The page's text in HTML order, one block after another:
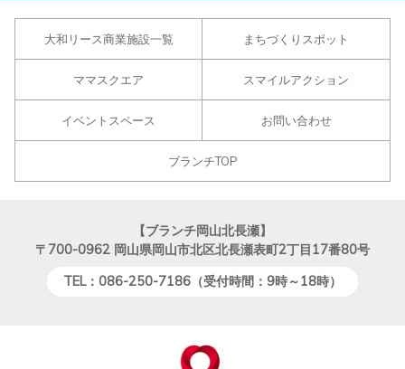
大和リース商業施設一覧 まちづくりスポット
ママスクエア スマイルアクション
イベントスペース お問い合わせ
ブランチTOP
【ブランチ岡山北長瀬】
〒700-0962 岡山県岡山市北区北長瀬表町2丁目17番80号
TEL：086-250-7186（受付時間：9時～18時）